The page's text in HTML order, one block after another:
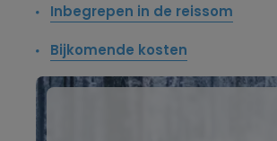
Inbegrepen in de reissom
Bijkomende kosten